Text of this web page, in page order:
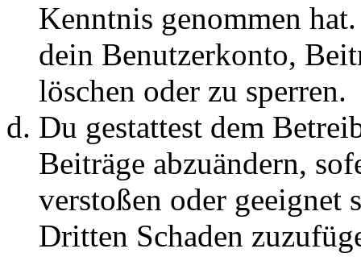
Kenntnis genommen
dein Benutzerkonto,
löschen oder zu sperren.
Du gestattest dem
Beiträge abzuändern,
verstoßen oder geeignet
Dritten Schaden